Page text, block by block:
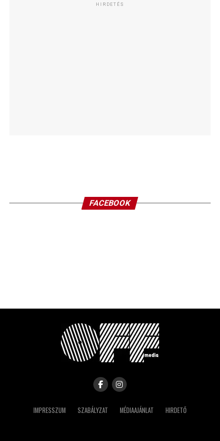
HIRDETÉS
FACEBOOK
IMPRESSZUM SZABÁLYZAT MÉDIAAJÁNLAT HIRDETŐ